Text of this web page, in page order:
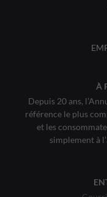
À
Depuis 20 ans,
référence le plus
et les
simplement à